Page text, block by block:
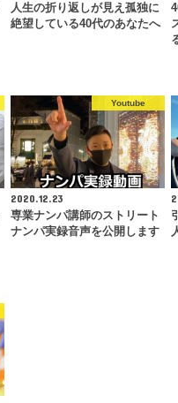
人生の折り返しが見え孤独に
絶望している40代のあなたへ
Youtube
2020.12.23
専業ナンパ講師のストリート
ナンパ実録音声を公開します